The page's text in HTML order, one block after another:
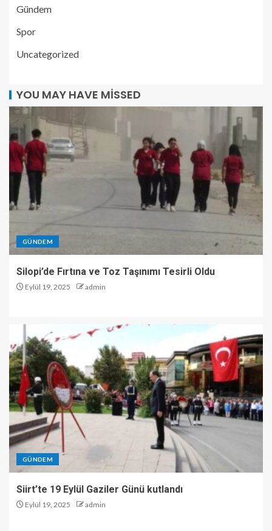
Gündem
Spor
Uncategorized
YOU MAY HAVE MISSED
GÜNDEM
Silopi’de Fırtına ve Toz Taşınımı Tesirli Oldu
Eylül 19, 2025 admin
GÜNDEM
Siirt’te 19 Eylül Gaziler Günü kutlandı
Eylül 19, 2025 admin